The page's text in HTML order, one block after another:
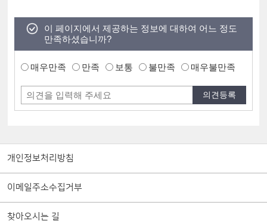
이 페이지에서 제공하는 정보에 대하여 어느 정도
만족하셨습니까?
매우만족 만족 보통 불만족 매우불만족
개인정보처리방침
이메일주소수집거부
찾아오시는 길